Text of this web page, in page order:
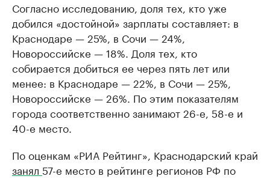
Согласно исследованию, доля тех, кто уже
добился «достойной» зарплаты составляет: в
Краснодаре — 25%, в Сочи — 24%,
Новороссийске — 18%. Доля тех, кто
собирается добиться ее через пять лет или
менее: в Краснодаре — 22%, в Сочи — 25%,
Новороссийске — 26%. По этим показателям
города соответственно занимают 26-е, 58-е и
40-е место.
По оценкам «РИА Рейтинг», Краснодарский край
занял 57-е место в рейтинге регионов РФ по